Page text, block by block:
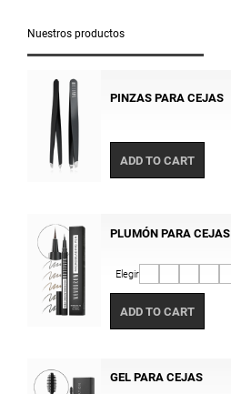
Nuestros productos
PINZAS PARA CEJAS
ADD TO CART
PLUMÓN PARA CEJAS
Elegir
ADD TO CART
GEL PARA CEJAS